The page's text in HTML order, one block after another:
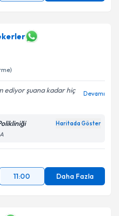
ediyor şuana kadar hiç
Devamı
Haritada Göster
11:00 Daha Fazla